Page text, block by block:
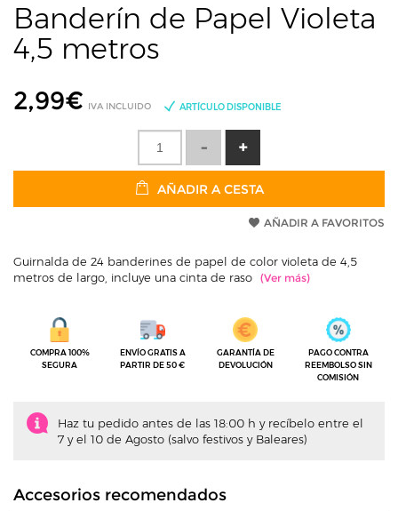
Banderín de Papel Violeta
4,5 metros
2,99€ IVA INCLUIDO ARTÍCULO DISPONIBLE
AÑADIR A CESTA
AÑADIR A FAVORITOS
Guirnalda de 24 banderines de papel de color violeta de 4,5
metros de largo, incluye una cinta de raso
COMPRA 100%
SEGURA
ENVÍO GRATIS A
PARTIR DE 50 €
GARANTÍA DE
DEVOLUCIÓN
PAGO CONTRA
REEMBOLSO SIN
COMISIÓN
Haz tu pedido antes de las 18:00 h y recíbelo entre el
7 y el 10 de Agosto (salvo festivos y Baleares)
Accesorios recomendados